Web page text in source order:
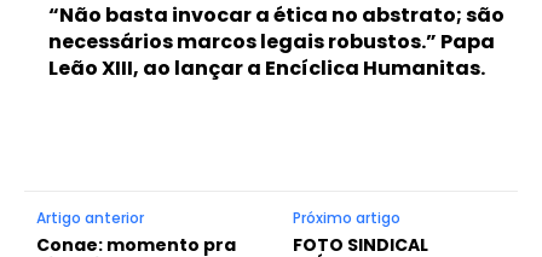
“Não basta invocar a ética no abstrato; são
necessários marcos legais robustos.” Papa
Leão XIII, ao lançar a Encíclica Humanitas.
Artigo anterior
Conae: momento pra
Próximo artigo
FOTO SINDICAL